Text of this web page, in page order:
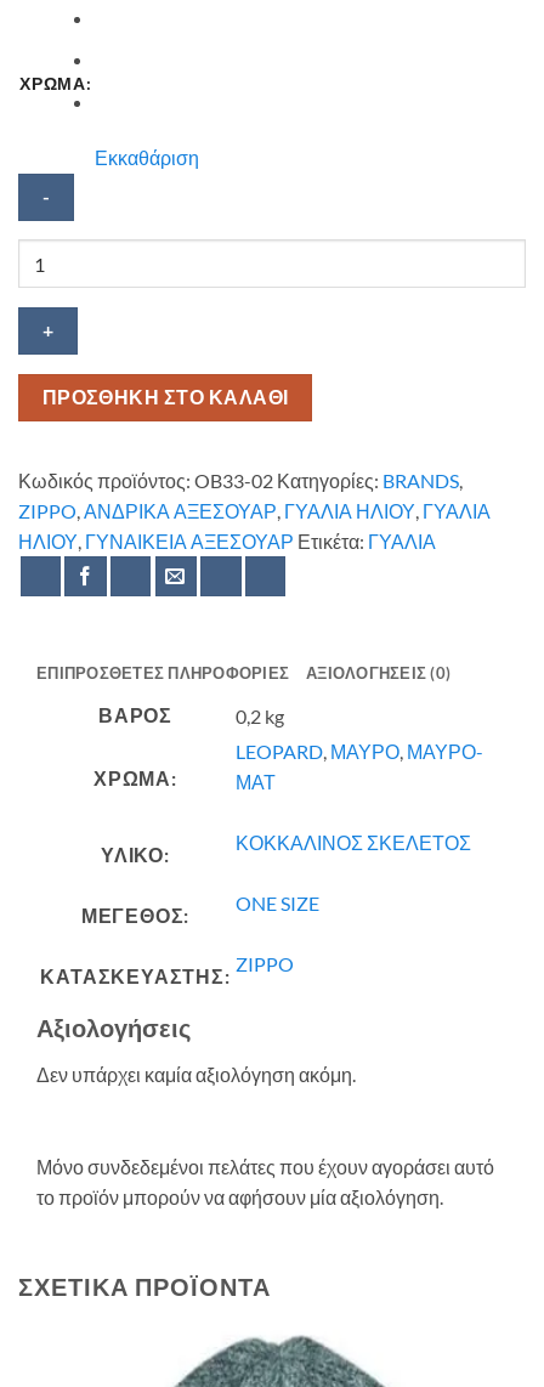
ΧΡΩΜΑ:
Εκκαθάριση
Polarized
ZIPPO
ποσότητα
ΠΡΟΣΘΗΚΗ ΣΤΟ ΚΑΛΑΘΙ
Κωδικός προϊόντος: OB33-02 Κατηγορίες: BRANDS,
ZIPPO,ΑΝΔΡΙΚΑ ΑΞΕΣΟΥΑΡ, ΓΥΑΛΙΑ ΗΛΙΟΥ, ΓΥΑΛΙΑ
ΗΛΙΟΥ, ΓΥΝΑΙΚΕΙΑ ΑΞΕΣΟΥΑΡ Ετικέτα: ΓΥΑΛΙΑ
ΕΠΙΠΡΌΣΘΕΤΕΣ ΠΛΗΡΟΦΟΡΊΕΣ ΑΞΙΟΛΟΓΉΣΕΙΣ (0)
ΒΆΡΟΣ 0,2 kg
ΧΡΩΜΑ:
LEOPARD, ΜΑΥΡΟ, ΜΑΥΡΟ-
ΜΑΤ
ΥΛΙΚΟ:
ΚΟΚΚΑΛΙΝΟΣ ΣΚΕΛΕΤΟΣ
ΜΕΓΕΘΟΣ:
ONE SIZE
ΚΑΤΑΣΚΕΥΑΣΤΗΣ:
ZIPPO
Αξιολογήσεις
Δεν υπάρχει καμία αξιολόγηση ακόμη.
Μόνο συνδεδεμένοι πελάτες που έχουν αγοράσει αυτό
το προϊόν μπορούν να αφήσουν μία αξιολόγηση.
ΣΧΕΤΙΚΆ ΠΡΟΪΌΝΤΑ